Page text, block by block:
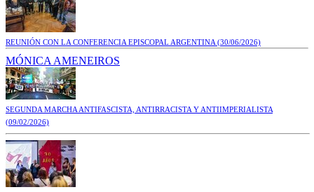
REUNIÓN CON LA CONFERENCIA EPISCOPAL ARGENTINA (30/06/2026)
MÓNICA AMENEIROS
SEGUNDA MARCHA ANTIFASCISTA, ANTIRRACISTA Y ANTIIMPERIALISTA
(09/02/2026)